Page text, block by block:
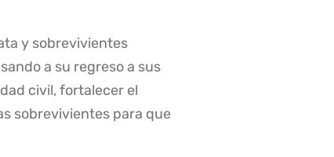
y sobrevivientes
a su regreso a sus
civil, fortalecer el
sobrevivientes para que